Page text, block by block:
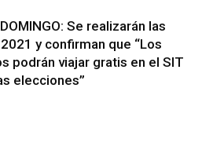
Se realizarán las
2021 y confirman que “Los
podrán viajar gratis en el SIT
elecciones”